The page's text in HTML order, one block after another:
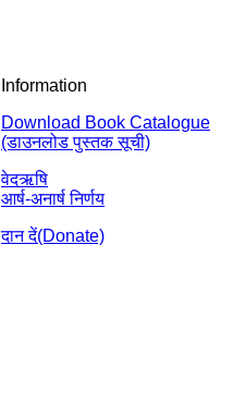
Information
Download Book Catalogue
(डाउनलोड पुस्तक सूची)
वेदऋषि
आर्ष-अनार्ष निर्णय
दान दें(Donate)